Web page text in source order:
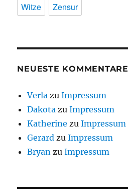
Witze
Zensur
NEUESTE KOMMENTARE
Verla zuImpressum
Dakota zuImpressum
Katherine zuImpressum
Gerard zuImpressum
Bryan zuImpressum